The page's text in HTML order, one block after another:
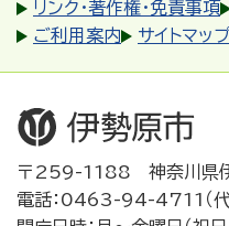
リンク・著作権・免責事項
ご利用案内
サイトマッ
〒259-1188 神奈川県
電話：0463-94-4711（代